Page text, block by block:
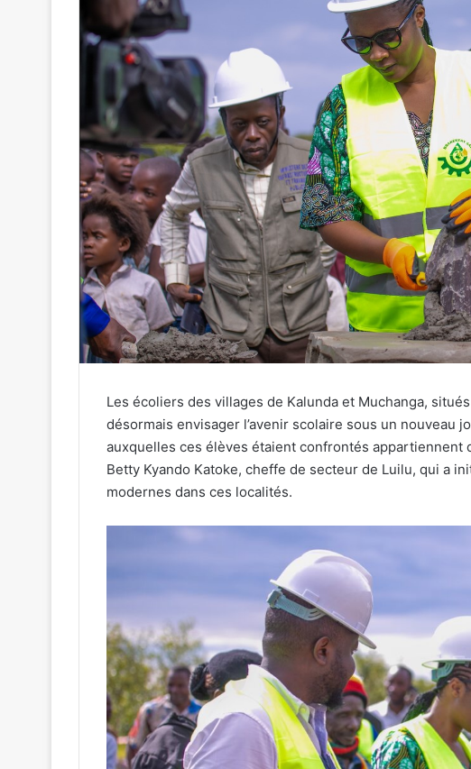
Les écoliers des villages de Kalunda et Muchanga,
désormais envisager l’avenir scolaire sous un nouveau
auxquelles ces élèves étaient confrontés appartiennent
Betty Kyando Katoke, cheffe de secteur de Luilu, qui a
modernes dans ces localités.